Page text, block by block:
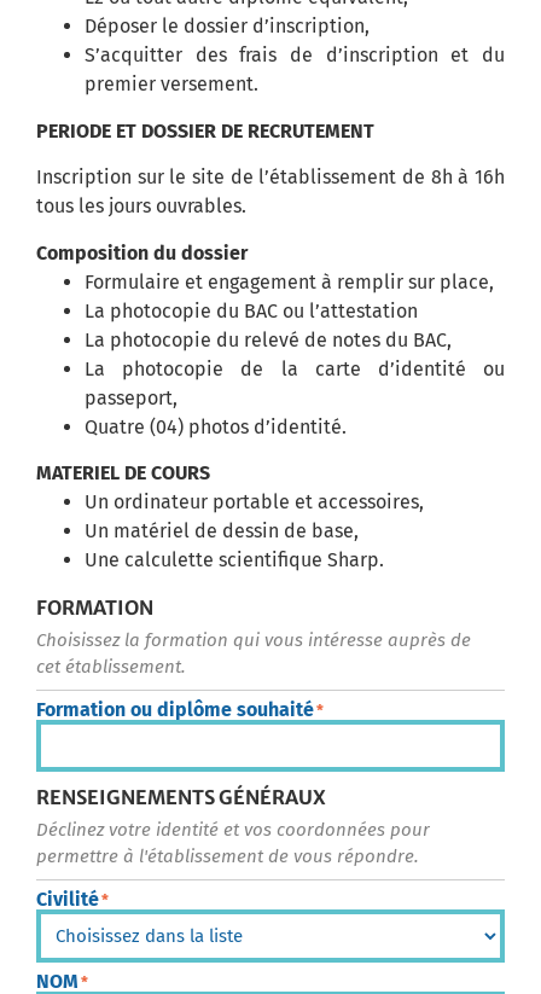
Déposer le dossier d’inscription,
S’acquitter des frais de d’inscription et du
premier versement.
PERIODE ET DOSSIER DE RECRUTEMENT
Inscription sur le site de l’établissement de 8h à 16h
tous les jours ouvrables.
Composition du dossier
Formulaire et engagement à remplir sur place,
La photocopie du BAC ou l’attestation
La photocopie du relevé de notes du BAC,
La photocopie de la carte d’identité ou
passeport,
Quatre (04) photos d’identité.
MATERIEL DE COURS
Un ordinateur portable et accessoires,
Un matériel de dessin de base,
Une calculette scientifique Sharp.
FORMATION
Choisissez la formation qui vous intéresse auprès de
cet établissement.
Formation ou diplôme souhaité*
RENSEIGNEMENTS GÉNÉRAUX
Déclinez votre identité et vos coordonnées pour
permettre à l'établissement de vous répondre.
Civilité*
NOM *